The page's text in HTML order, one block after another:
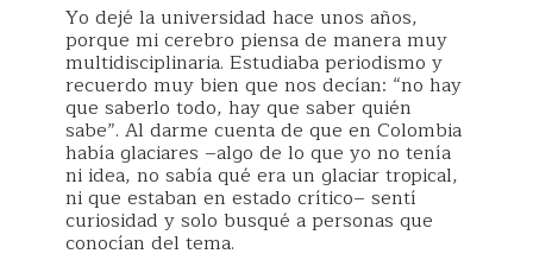
Yo dejé la universidad hace unos años,
porque mi cerebro piensa de manera muy
multidisciplinaria. Estudiaba periodismo y
recuerdo muy bien que nos decían: “no hay
que saberlo todo, hay que saber quién
sabe”. Al darme cuenta de que en Colombia
había glaciares –algo de lo que yo no tenía
ni idea, no sabía qué era un glaciar tropical,
ni que estaban en estado crítico– sentí
curiosidad y solo busqué a personas que
conocían del tema.